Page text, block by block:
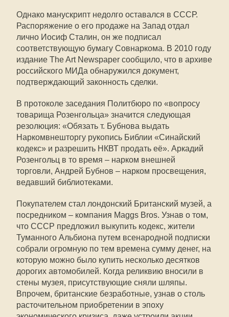
Однако манускрипт недолго оставался в СССР.
Распоряжение о его продаже на Запад отдал
лично Иосиф Сталин, он же подписал
соответствующую бумагу Совнаркома. В 2010 году
издание The Art Newspaper сообщило, что в архиве
российского МИДа обнаружился документ,
подтверждающий законность сделки.
В протоколе заседания Политбюро по «вопросу
товарища Розенгольца» значится следующая
резолюция: «Обязать т. Бубнова выдать
Наркомвнешторгу рукопись Библии «Синайский
кодекс» и разрешить НКВТ продать её». Аркадий
Розенгольц в то время – нарком внешней
торговли, Андрей Бубнов – нарком просвещения,
ведавший библиотеками.
Покупателем стал лондонский Британский музей, а
посредником – компания Maggs Bros. Узнав о том,
что СССР предложил выкупить кодекс, жители
Туманного Альбиона путем всенародной подписки
собрали огромную по тем времена сумму денег, на
которую можно было купить несколько десятков
дорогих автомобилей. Когда реликвию вносили в
стены музея, присутствующие сняли шляпы.
Впрочем, британские безработные, узнав о столь
расточительном приобретении в эпоху